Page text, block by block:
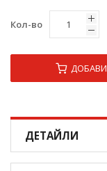
Кол-во
ДОБАВИ
ДЕТАЙЛИ